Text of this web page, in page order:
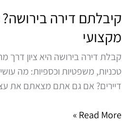
קיבלתם דירה
מקצועי
קבלת דירה בירושה היא ציון
טכניות, משפטיות וכספיות: מה
דיירים? אם גם אתם מצאתם את
בירושה?
כך
תהפכו
את
הנכס
למקור
בעזרת
Read More »